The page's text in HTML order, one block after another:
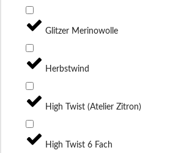
Glitzer Merinowolle
Herbstwind
High Twist (Atelier Zitron)
High Twist 6 Fach